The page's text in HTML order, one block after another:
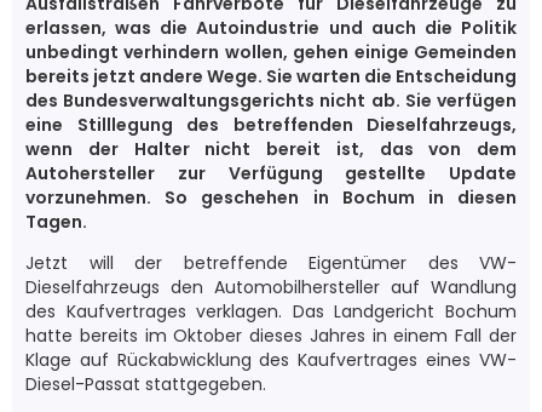
erlassen, was die Autoindustrie und auch die Politik
unbedingt verhindern wollen, gehen einige Gemeinden
bereits jetzt andere Wege. Sie warten die Entscheidung
des Bundesverwaltungsgerichts nicht ab. Sie verfügen
eine Stilllegung des betreffenden Dieselfahrzeugs,
wenn der Halter nicht bereit ist, das von dem
Autohersteller zur Verfügung gestellte Update
vorzunehmen. So geschehen in Bochum in diesen
Tagen.
Jetzt will der betreffende Eigentümer des VW-
Dieselfahrzeugs den Automobilhersteller auf Wandlung
des Kaufvertrages verklagen. Das Landgericht Bochum
hatte bereits im Oktober dieses Jahres in einem Fall der
Klage auf Rückabwicklung des Kaufvertrages eines VW-
Diesel-Passat stattgegeben.